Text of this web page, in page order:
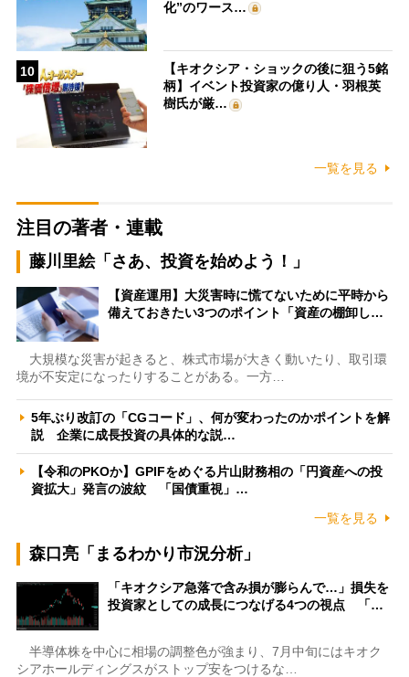
化”のワース…
10
【キオクシア・ショックの後に狙う5銘
柄】イベント投資家の億り人・羽根英
樹氏が厳…
一覧を見る
注目の著者・連載
藤川里絵「さあ、投資を始めよう！」
【資産運用】大災害時に慌てないために平時から
備えておきたい3つのポイント「資産の棚卸し…
大規模な災害が起きると、株式市場が大きく動いたり、取引環
境が不安定になったりすることがある。一方…
5年ぶり改訂の「CGコード」、何が変わったのかポイントを解
説 企業に成長投資の具体的な説…
【令和のPKOか】GPIFをめぐる片山財務相の「円資産への投
資拡大」発言の波紋 「国債重視」…
一覧を見る
森口亮「まるわかり市況分析」
「キオクシア急落で含み損が膨らんで…」損失を
投資家としての成長につなげる4つの視点 「…
半導体株を中心に相場の調整色が強まり、7月中旬にはキオク
シアホールディングスがストップ安をつけるな…